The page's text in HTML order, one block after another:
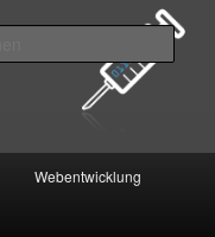
Webentwicklung